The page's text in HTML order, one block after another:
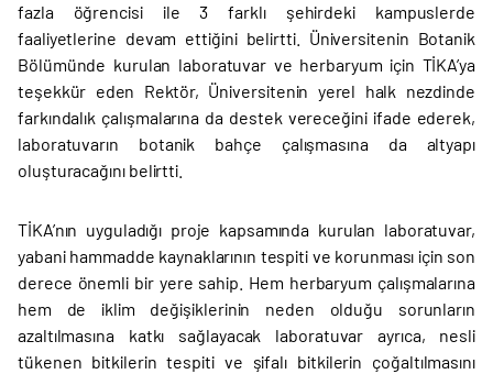
fazla öğrencisi ile 3 farklı şehirdeki kampuslerde
faaliyetlerine devam ettiğini belirtti. Üniversitenin Botanik
Bölümünde kurulan laboratuvar ve herbaryum için TİKA’ya
teşekkür eden Rektör, Üniversitenin yerel halk nezdinde
farkındalık çalışmalarına da destek vereceğini ifade ederek,
laboratuvarın botanik bahçe çalışmasına da altyapı
oluşturacağını belirtti.
TİKA’nın uyguladığı proje kapsamında kurulan laboratuvar,
yabani hammadde kaynaklarının tespiti ve korunması için son
derece önemli bir yere sahip. Hem herbaryum çalışmalarına
hem de iklim değişiklerinin neden olduğu sorunların
azaltılmasına katkı sağlayacak laboratuvar ayrıca, nesli
tükenen bitkilerin tespiti ve şifalı bitkilerin çoğaltılmasını